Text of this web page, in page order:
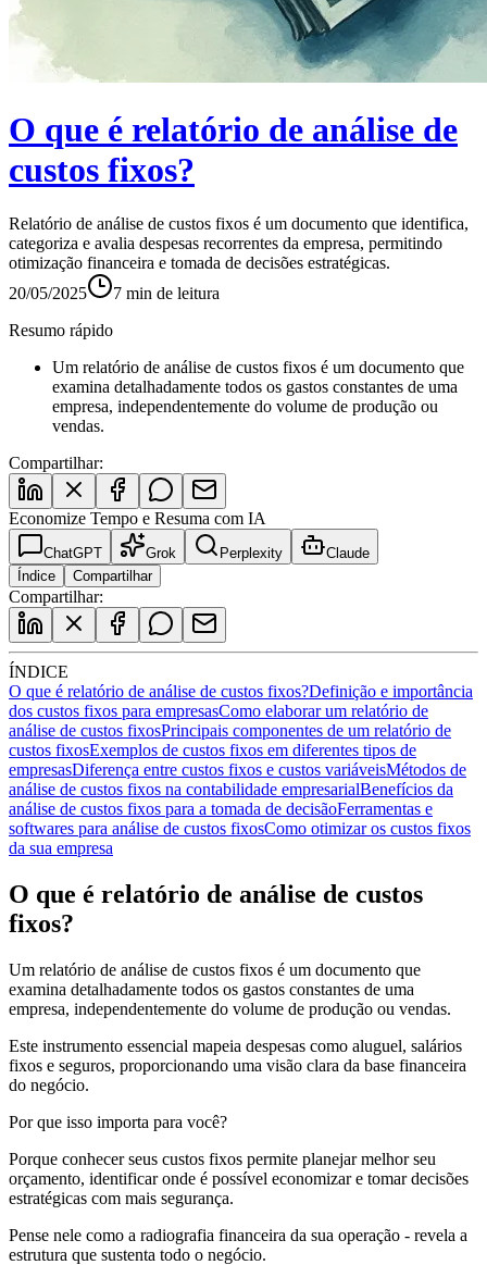
O que é relatório de análise de
custos fixos?
Relatório de análise de custos fixos é um documento que identifica,
categoriza e avalia despesas recorrentes da empresa, permitindo
otimização financeira e tomada de decisões estratégicas.
20/05/2025
7 min de leitura
Resumo rápido
Um relatório de análise de custos fixos é um documento que
examina detalhadamente todos os gastos constantes de uma
empresa, independentemente do volume de produção ou
vendas.
Compartilhar:
Economize Tempo e Resuma com IA
ChatGPT Grok Perplexity
Claude
Índice
Compartilhar
Compartilhar:
ÍNDICE
O que é relatório de análise de custos fixos?Definição e importância
dos custos fixos para empresasComo elaborar um relatório de
análise de custos fixosPrincipais componentes de um relatório de
custos fixosExemplos de custos fixos em diferentes tipos de
empresasDiferença entre custos fixos e custos variáveisMétodos de
análise de custos fixos na contabilidade empresarialBenefícios da
análise de custos fixos para a tomada de decisãoFerramentas e
softwares para análise de custos fixosComo otimizar os custos fixos
da sua empresa
O que é relatório de análise de custos
fixos?
Um relatório de análise de custos fixos é um documento que
examina detalhadamente todos os gastos constantes de uma
empresa, independentemente do volume de produção ou vendas.
Este instrumento essencial mapeia despesas como aluguel, salários
fixos e seguros, proporcionando uma visão clara da base financeira
do negócio.
Por que isso importa para você?
Porque conhecer seus custos fixos permite planejar melhor seu
orçamento, identificar onde é possível economizar e tomar decisões
estratégicas com mais segurança.
Pense nele como a radiografia financeira da sua operação - revela a
estrutura que sustenta todo o negócio.